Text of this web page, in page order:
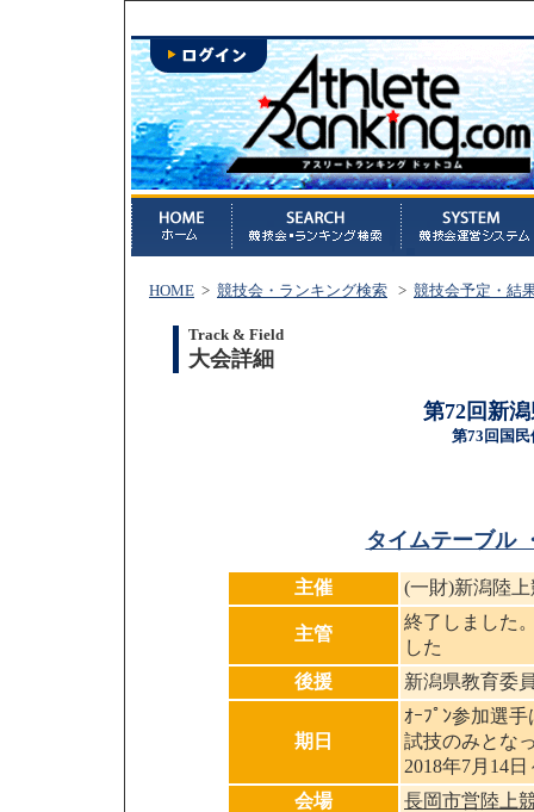
HOME > 競技会・ランキング検索 > 競技会予定・結
Track & Field
大会詳細
第72回新
第73回国
タイムテーブル
主催 (一財)新潟陸
主管
終了しました
した
後援
新潟県教育委
期日
ｵｰﾌﾟﾝ参加選手
試技のみとな
2018年7月14日
会場
長岡市営陸上